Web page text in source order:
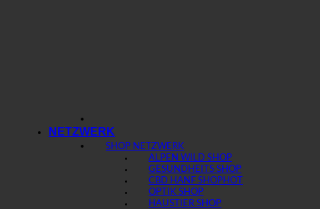
NETZWERK
SHOP NETZWERK
ALPEN WILD SHOP
GESUNDHEITS SHOP
CBD HANF SHOP
OPTIK SHOP
HAUSTIER SHOP